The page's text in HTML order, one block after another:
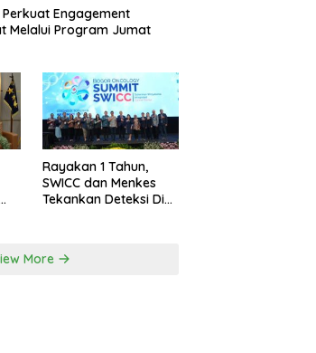
Perkuat Engagement
Melalui Program Jumat
Rayakan 1 Tahun,
SWICC dan Menkes
Tekankan Deteksi Dini
More